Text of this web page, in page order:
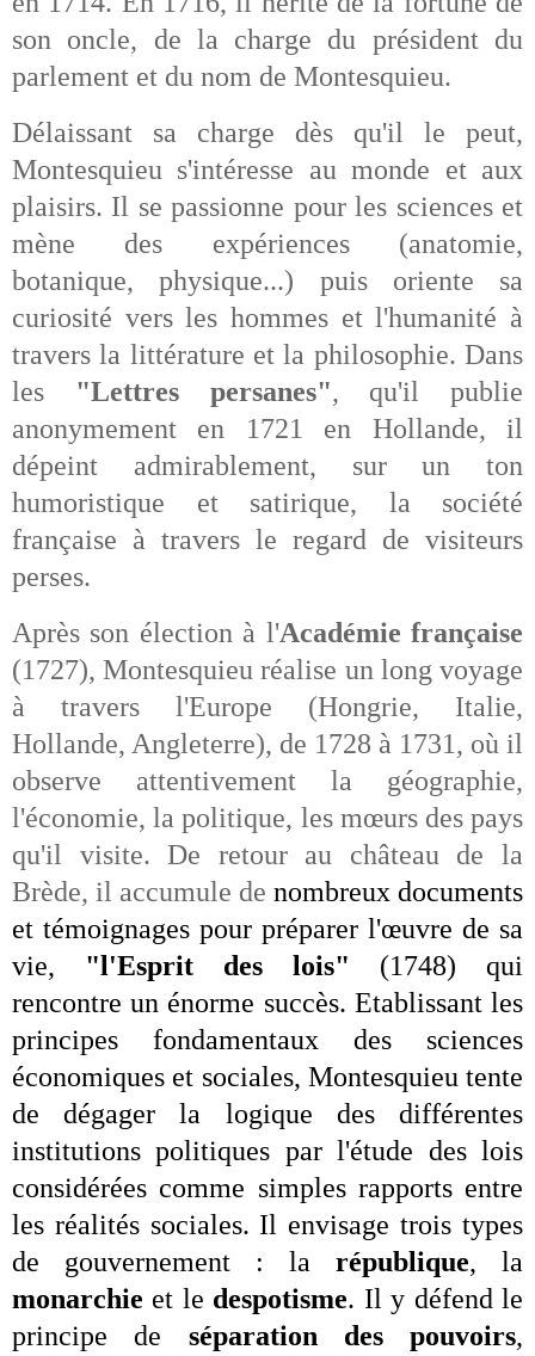
son oncle, de la charge du président du
parlement et du nom de Montesquieu.
Délaissant sa charge dès qu'il le peut,
Montesquieu s'intéresse au monde et aux
plaisirs. Il se passionne pour les sciences et
mène des expériences (anatomie,
botanique, physique...) puis oriente sa
curiosité vers les hommes et l'humanité à
travers la littérature et la philosophie. Dans
les "Lettres persanes", qu'il publie
anonymement en 1721 en Hollande, il
dépeint admirablement, sur un ton
humoristique et satirique, la société
française à travers le regard de visiteurs
perses.
Après son élection à l'Académie française
(1727), Montesquieu réalise un long voyage
à travers l'Europe (Hongrie, Italie,
Hollande, Angleterre), de 1728 à 1731, où il
observe attentivement la géographie,
l'économie, la politique, les mœurs des pays
qu'il visite. De retour au château de la
Brède, il accumule de nombreux documents
et témoignages pour préparer l'œuvre de sa
vie, "l'Esprit des lois" (1748) qui
rencontre un énorme succès. Etablissant les
principes fondamentaux des sciences
économiques et sociales, Montesquieu tente
de dégager la logique des différentes
institutions politiques par l'étude des lois
considérées comme simples rapports entre
les réalités sociales. Il envisage trois types
de gouvernement : la république, la
monarchie et le despotisme. Il y défend le
principe de séparation des pouvoirs,